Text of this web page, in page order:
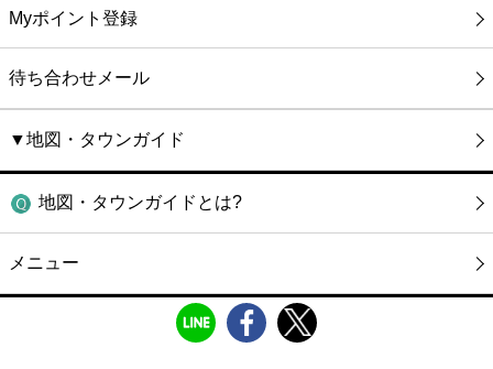
Myポイント登録
待ち合わせメール
▼地図・タウンガイド
地図・タウンガイドとは?
メニュー